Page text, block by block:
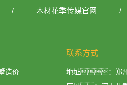
/ 木材花季传媒官网 /
造价
联系方式
地址：郑州